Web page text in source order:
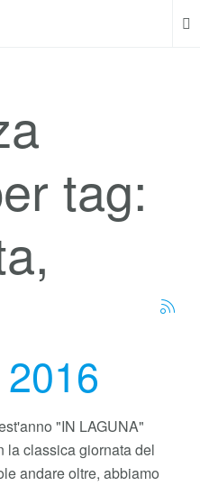
tag:
"IN LAGUNA"
la classica giornata del
andare oltre, abbiamo